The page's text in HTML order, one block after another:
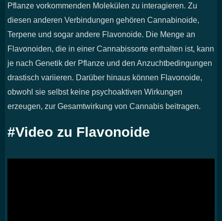
Pflanze vorkommenden Molekülen zu interagieren. Zu
diesen anderen Verbindungen gehören Cannabinoide,
Terpene und sogar andere Flavonoide. Die Menge an
Flavonoiden, die in einer Cannabissorte enthalten ist, kann
je nach Genetik der Pflanze und den Anzuchtbedingungen
drastisch variieren. Darüber hinaus können Flavonoide,
obwohl sie selbst keine psychoaktiven Wirkungen
erzeugen, zur Gesamtwirkung von Cannabis beitragen.
#Video zu Flavonoide